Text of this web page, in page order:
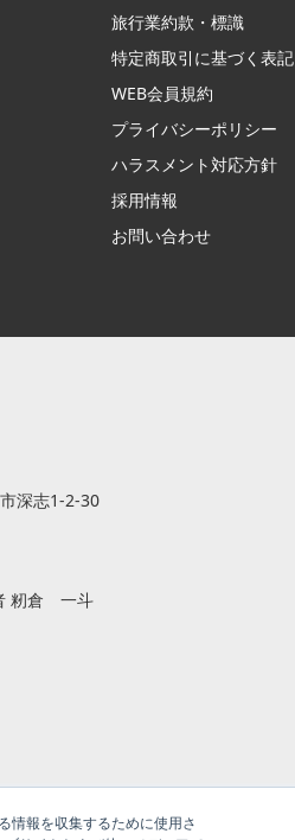
情報を収集するために使用さ
旅行業約款・標識
特定商取引に基づく表記
WEB会員規約
プライバシーポリシー
ハラスメント対応方針
採用情報
お問い合わせ
深志1-2-30
籾倉 一斗